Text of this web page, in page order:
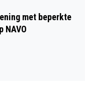
met beperkte
NAVO